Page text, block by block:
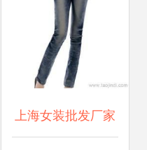
上海女装批发厂家